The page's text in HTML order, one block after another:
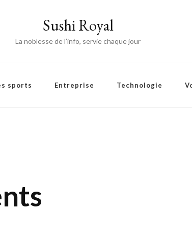
Sushi Royal
La noblesse de l’info, servie chaque jour
sports Entreprise Technologie